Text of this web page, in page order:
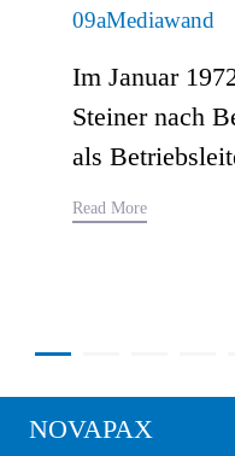
09aMediawand
Im Januar
Steiner nach
als
Read More
NOVAPAX